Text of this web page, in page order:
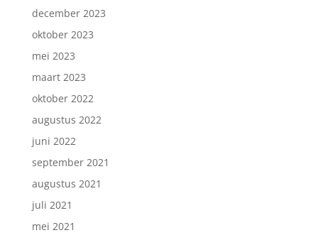
december 2023
oktober 2023
mei 2023
maart 2023
oktober 2022
augustus 2022
juni 2022
september 2021
augustus 2021
juli 2021
mei 2021